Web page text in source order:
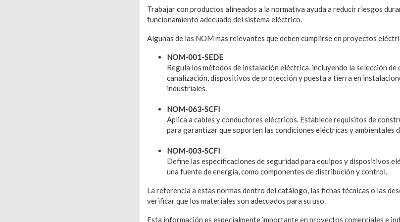
Trabajar con productos alineados a la normativa ayuda a reducir riesgos
funcionamiento adecuado del sistema eléctrico.
Algunas de las NOM más relevantes que deben cumplirse en proyectos
NOM-001-SEDE
Regula los métodos de instalación eléctrica, incluyendo la selección de
canalización, dispositivos de protección y puesta a tierra en
industriales.
NOM-063-SCFI
Aplica a cables y conductores eléctricos. Establece requisitos de
para garantizar que soporten las condiciones eléctricas y ambientales
NOM-003-SCFI
Define las especificaciones de seguridad para equipos y dispositivos
una fuente de energía, como componentes de distribución y control.
La referencia a estas normas dentro del catálogo, las fichas técnicas o las
verificar que los materiales son adecuados para su uso.
Esta información es especialmente importante en proyectos comerciales e